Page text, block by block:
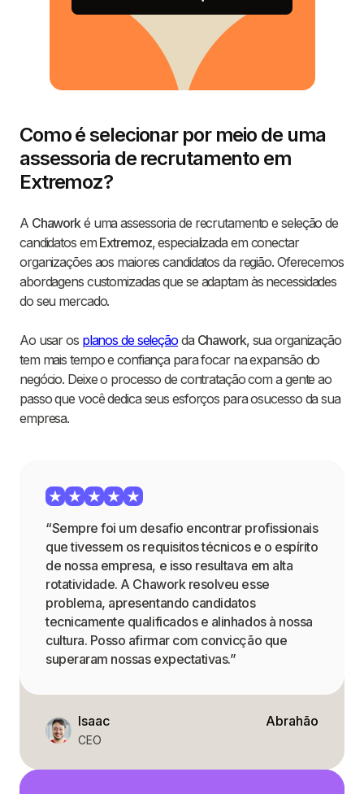
Como é selecionar por meio de uma
assessoria de recrutamento em
Extremoz?
A Chaworké uma assessoria de recrutamento e seleção de
candidatos em Extremoz, especializada em conectar
organizações aos maiores candidatos da região. Oferecemos
abordagens customizadas que se adaptam às necessidades
do seu mercado.
Ao usar os planos de seleçãoda Chawork, sua organização
tem mais tempo e confiança para focar na expansão do
negócio. Deixe o processo de contratação com a gente ao
passo que você dedica seus esforços para osucesso da sua
empresa.
“Sempre foi um desafio encontrar profissionais
que tivessem os requisitos técnicos e o espírito
de nossa empresa, e isso resultava em alta
rotatividade. A Chawork resolveu esse
problema, apresentando candidatos
tecnicamente qualificados e alinhados à nossa
cultura. Posso afirmar com convicção que
superaram nossas expectativas.”
Isaac
CEO
Abrahão